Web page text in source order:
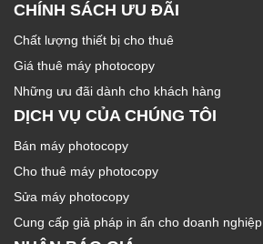
CHÍNH SÁCH ƯU ĐÃI
Chất lượng thiết bị cho thuê
Giá thuê máy photocopy
Những ưu đãi dành cho khách hàng
DỊCH VỤ CỦA CHÚNG TÔI
Bán máy photocopy
Cho thuê máy photocopy
Sửa máy photocopy
Cung cấp giả pháp in ấn cho doanh nghiệp